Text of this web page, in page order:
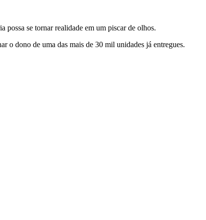
possa se tornar realidade em um piscar de olhos.
o dono de uma das mais de 30 mil unidades já entregues.